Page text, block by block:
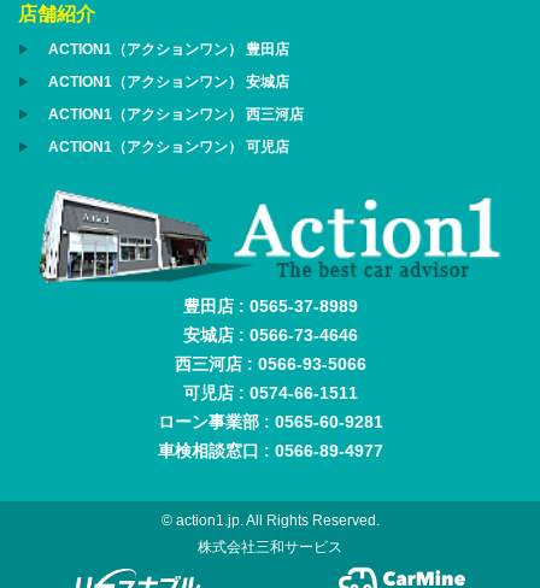
店舗紹介
ACTION1（アクションワン） 豊田店
ACTION1（アクションワン） 安城店
ACTION1（アクションワン） 西三河店
ACTION1（アクションワン） 可児店
豊田店 : 0565-37-8989
安城店 : 0566-73-4646
西三河店 : 0566-93-5066
可児店 : 0574-66-1511
ローン事業部 : 0565-60-9281
車検相談窓口 : 0566-89-4977
© action1.jp. All Rights Reserved.
株式会社三和サービス